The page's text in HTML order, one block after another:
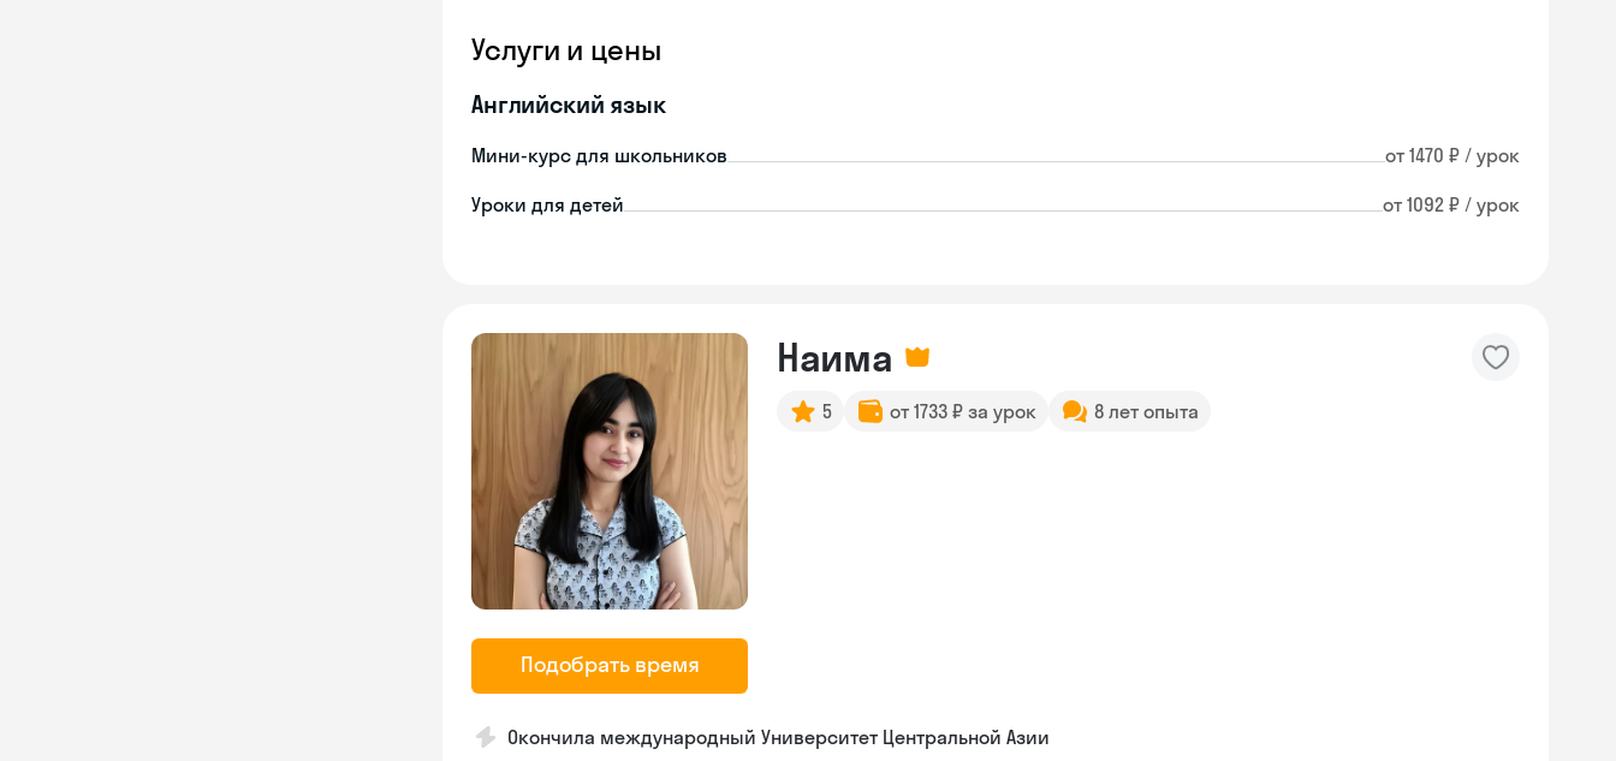
Услуги и цены
Английский язык
Мини-курс для школьников от 1470 ₽ / урок
Уроки для детей от 1092 ₽ / урок
Подобрать время
Наима
5 от 1733 ₽ за урок 8 лет опыта
Окончила международный Университет Центральной Азии